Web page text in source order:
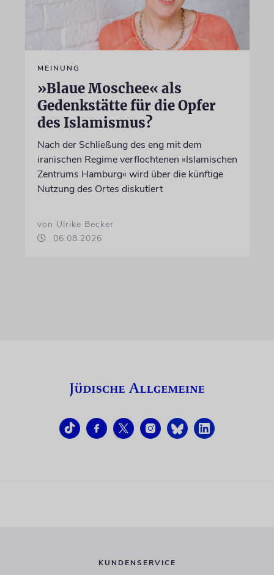
MEINUNG
»Blaue Moschee« als
Gedenkstätte für die Opfer
des Islamismus?
Nach der Schließung des eng mit dem
iranischen Regime verflochtenen »Islamischen
Zentrums Hamburg« wird über die künftige
Nutzung des Ortes diskutiert
von Ulrike Becker
06.08.2026
KUNDENSERVICE